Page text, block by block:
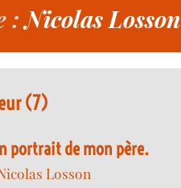
:Nicolas Losson
(7)
portrait de mon père.
Losson